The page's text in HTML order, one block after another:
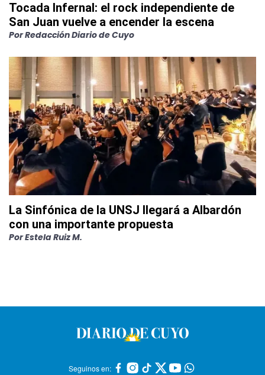
Tocada Infernal: el rock independiente de
San Juan vuelve a encender la escena
PorRedacción Diario de Cuyo
La Sinfónica de la UNSJ llegará a Albardón
con una importante propuesta
PorEstela Ruiz M.
Seguinos en: